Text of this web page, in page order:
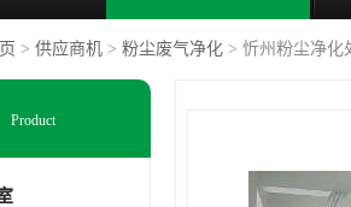
> 供应商机 > 粉尘废气净化 > 忻州粉尘净化
Product